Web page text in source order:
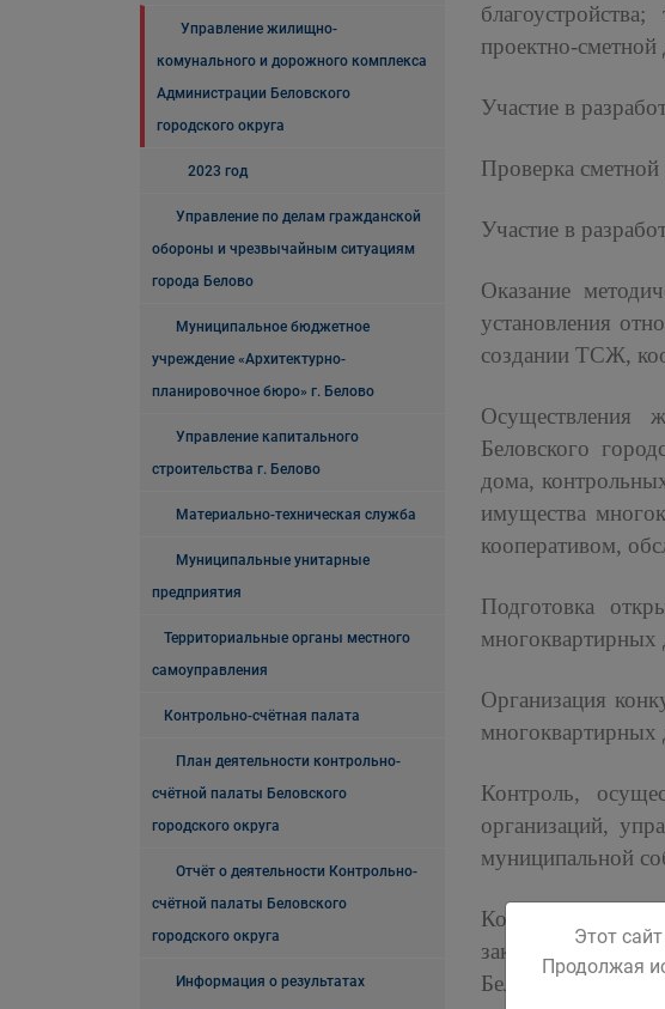
Управление жилищно-
комунального и дорожного комплекса
Администрации Беловского
городского округа
2023 год
Управление по делам гражданской
обороны и чрезвычайным ситуациям
города Белово
Муниципальное бюджетное
учреждение «Архитектурно-
планировочное бюро» г. Белово
Управление капитального
строительства г. Белово
Материально-техническая служба
Муниципальные унитарные
предприятия
Территориальные органы местного
самоуправления
Контрольно-счётная палата
План деятельности контрольно-
счётной палаты Беловского
городского округа
Отчёт о деятельности Контрольно-
счётной палаты Беловского
городского округа
Информация о результатах
проектно-
Участие в
Проверка
Участие в
Оказание
установления
создании ТСЖ,
Осуществления
Беловского
дома,
имущества
кооперативом,
Подготовка
многоквартирных
Организация
многоквартирных
Контроль,
организаций,
муниципальной
Контроль над
заключенного по
Беловского
Этот
Продолжая